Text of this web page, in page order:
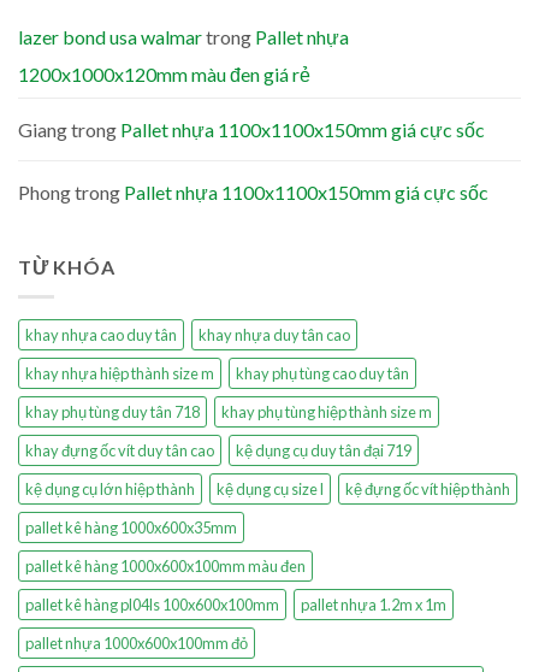
lazer bond usa walmartrong Pallet nhựa
1200x1000x120mm màu đen giá rẻ
Giangtrong Pallet nhựa 1100x1100x150mm giá cực sốc
Phongtrong Pallet nhựa 1100x1100x150mm giá cực sốc
TỪ KHÓA
khay nhựa cao duy tân
khay nhựa duy tân cao
khay nhựa hiệp thành size m
khay phụ tùng cao duy tân
khay phụ tùng duy tân 718
khay phụ tùng hiệp thành size m
khay đựng ốc vít duy tân cao
kệ dụng cụ duy tân đại 719
kệ dụng cụ lớn hiệp thành
kệ dụng cụ size l
kệ đựng ốc vít hiệp thành
pallet kê hàng 1000x600x35mm
pallet kê hàng 1000x600x100mm màu đen
pallet kê hàng pl04ls 100x600x100mm
pallet nhựa 1.2m x 1m
pallet nhựa 1000x600x100mm đỏ